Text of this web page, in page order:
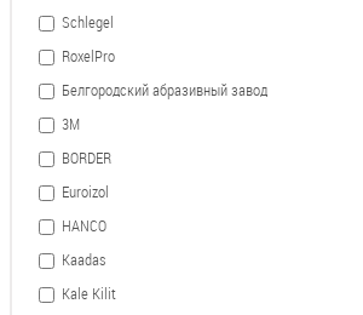
Schlegel
RoxelPro
Белгородский абразивный завод
3М
BORDER
Euroizol
HANCO
Kaadas
Kale Kilit